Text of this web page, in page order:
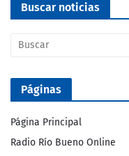
Buscar noticias
Páginas
Página Principal
Radio Río Bueno Online